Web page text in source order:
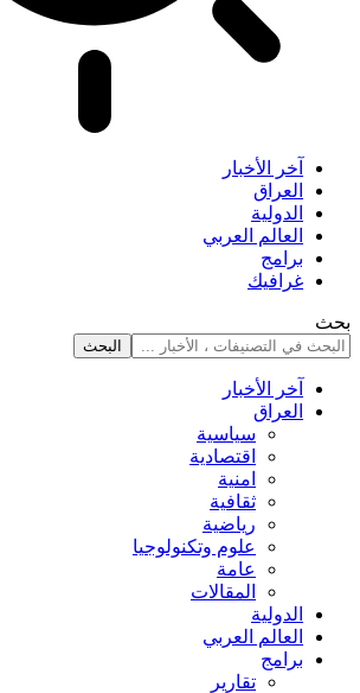
آخر الأخبار
العراق
الدولية
العالم العربي
برامج
غرافيك
بحث
آخر الأخبار
العراق
سياسية
اقتصادية
امنية
ثقافية
رياضية
علوم وتكنولوجيا
عامة
المقالات
الدولية
العالم العربي
برامج
تقارير